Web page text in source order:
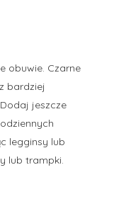
obuwie. Czarne
bardziej
jeszcze
legginsy lub
lub trampki.